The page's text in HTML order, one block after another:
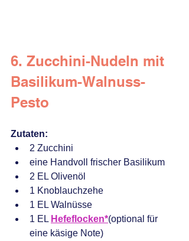
6. Zucchini-Nudeln mit
Basilikum-Walnuss-
Pesto
Zutaten:
2 Zucchini
eine Handvoll frischer Basilikum
2 EL Olivenöl
1 Knoblauchzehe
1 EL Walnüsse
1 EL Hefeflocken*(optional für
eine käsige Note)